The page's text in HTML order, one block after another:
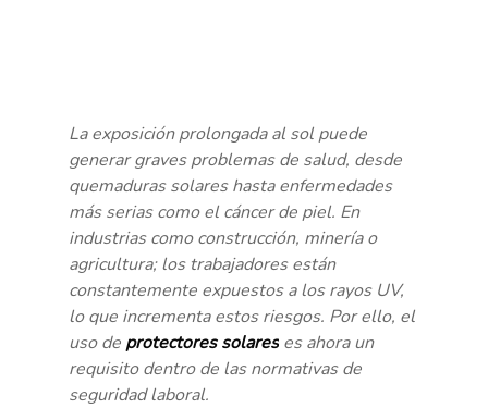
La exposición prolongada al sol puede
generar graves problemas de salud, desde
quemaduras solares hasta enfermedades
más serias como el cáncer de piel. En
industrias como construcción, minería o
agricultura; los trabajadores están
constantemente expuestos a los rayos UV,
lo que incrementa estos riesgos. Por ello, el
uso de protectores solares es ahora un
requisito dentro de las normativas de
seguridad laboral.